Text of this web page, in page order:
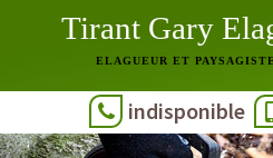
Tirant Gary
ELAGUEUR ET
indisponible